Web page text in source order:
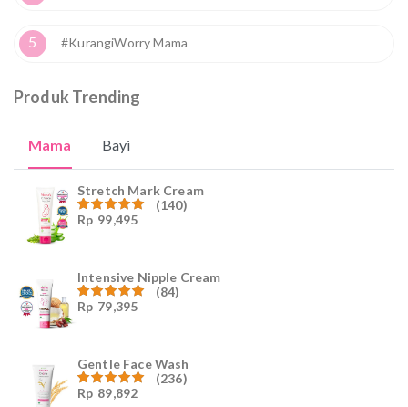
5 #KurangiWorry Mama
Produk Trending
Mama Bayi
Stretch Mark Cream
Dinilai
(140)
Rp 99,495
Intensive Nipple Cream
Dinilai
(84)
Rp 79,395
Gentle Face Wash
Dinilai
(236)
Rp 89,892